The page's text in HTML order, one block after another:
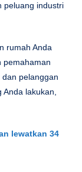
peluang industri
rumah Anda
pemahaman
pelanggan
lakukan,
lewatkan 34